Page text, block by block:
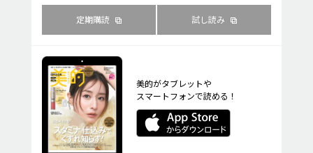
定期購読 試し読み
美的がタブレットや
スマートフォンで読める！